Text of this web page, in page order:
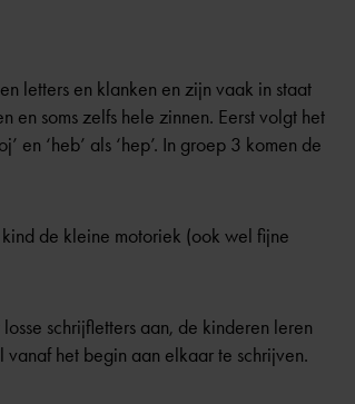
letters en klanken en zijn vaak in staat
soms zelfs hele zinnen. Eerst volgt het
en ‘heb’ als ‘hep’. In groep 3 komen de
de kleine motoriek (ook wel fijne
schrijfletters aan, de kinderen leren
het begin aan elkaar te schrijven.